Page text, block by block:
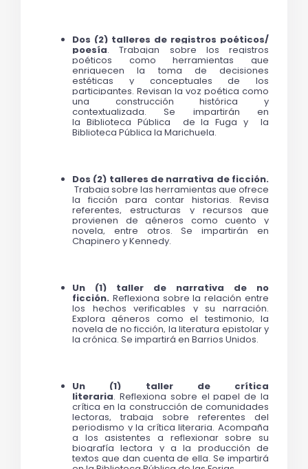
Dos (2) talleres de registros poéticos/
poesía. Trabajan sobre los registros
poéticos como herramientas que
enriquecen la toma de decisiones
estéticas y conceptuales de los
participantes. Revisan la voz poética como
una construcción histórica y
contextualizada. Se impartirán en
la Biblioteca Pública  de la Fuga y  la
Biblioteca Pública la Marichuela.
Dos (2) talleres de narrativa de ficción.
Trabaja sobre las herramientas que ofrece
la ficción para contar historias. Revisa
referentes, estructuras y recursos que
provienen de géneros como cuento y
novela, entre otros. Se impartirán en
Chapinero y Kennedy.
Un (1) taller de narrativa de no
ficción. Reflexiona sobre la relación entre
los hechos verificables y su narración.
Explora géneros como el testimonio, la
novela de no ficción, la literatura epistolar y
la crónica. Se impartirá en Barrios Unidos.
Un (1) taller de crítica
literaria. Reflexiona sobre el papel de la
crítica en la construcción de comunidades
lectoras, trabaja sobre referentes del
periodismo y la crítica literaria. Acompaña
a los asistentes a reflexionar sobre su
biografía lectora y a la producción de
textos que dan cuenta de ella. Se impartirá